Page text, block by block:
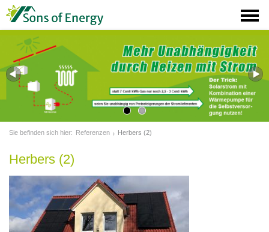
Sie befinden sich hier: Referenzen Herbers (2)
Herbers (2)